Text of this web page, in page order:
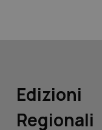
Edizioni
Regionali